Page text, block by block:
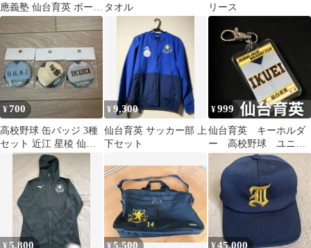
應義塾 仙台育英 ボール
ペンセット
タオル
リース
¥700
高校野球 缶バッジ 3種
セット 近江 星稜 仙台
育英
¥9,300
仙台育英 サッカー部 上
下セット
¥999
仙台育英 キーホルダ
ー 高校野球 ユニフ
ォーム 応援グッズ
¥5,800 ¥5,500 ¥45,000